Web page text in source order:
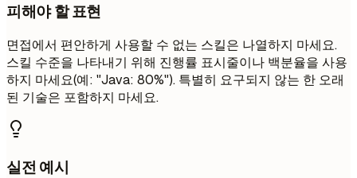
피해야 할 표현
면접에서 편안하게 사용할 수 없는 스킬은 나열하지 마세요.
스킬 수준을 나타내기 위해 진행률 표시줄이나 백분율을 사용
하지 마세요(예: "Java: 80%"). 특별히 요구되지 않는 한 오래
된 기술은 포함하지 마세요.
실전 예시